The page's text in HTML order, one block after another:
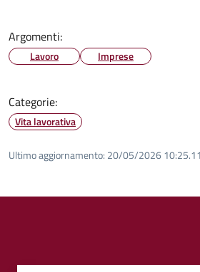
Argomenti:
Lavoro Imprese
Categorie:
Vita lavorativa
Ultimo aggiornamento: 20/05/2026 10:25.11